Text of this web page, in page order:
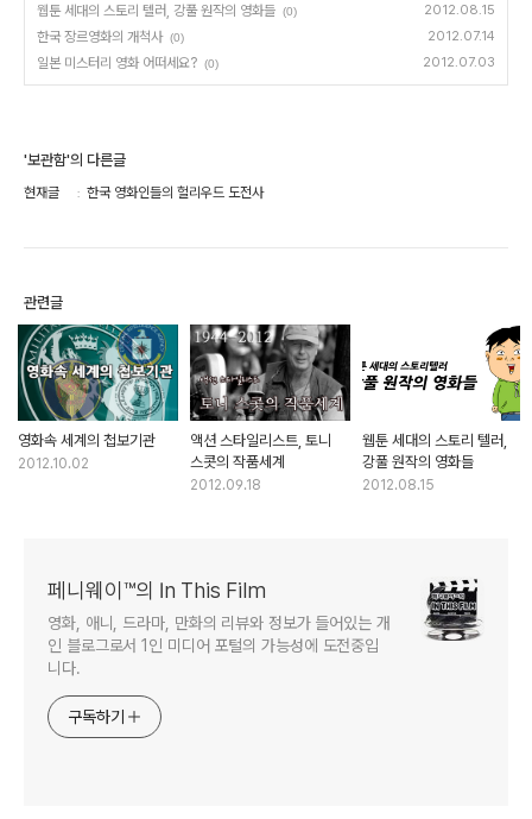
웹툰 세대의 스토리 텔러, 강풀 원작의 영화들 (0) 2012.08.15
한국 장르영화의 개척사 (0) 2012.07.14
일본 미스터리 영화 어떠세요? (0) 2012.07.03
'보관함'의 다른글
현재글 한국 영화인들의 헐리우드 도전사
관련글
영화속 세계의 첩보기관
2012.10.02
액션 스타일리스트, 토니
스콧의 작품세계
2012.09.18
웹툰 세대의 스토리 텔러,
강풀 원작의 영화들
2012.08.15
페니웨이™의 In This Film
영화, 애니, 드라마, 만화의 리뷰와 정보가 들어있는 개
인 블로그로서 1인 미디어 포털의 가능성에 도전중입
니다.
구독하기